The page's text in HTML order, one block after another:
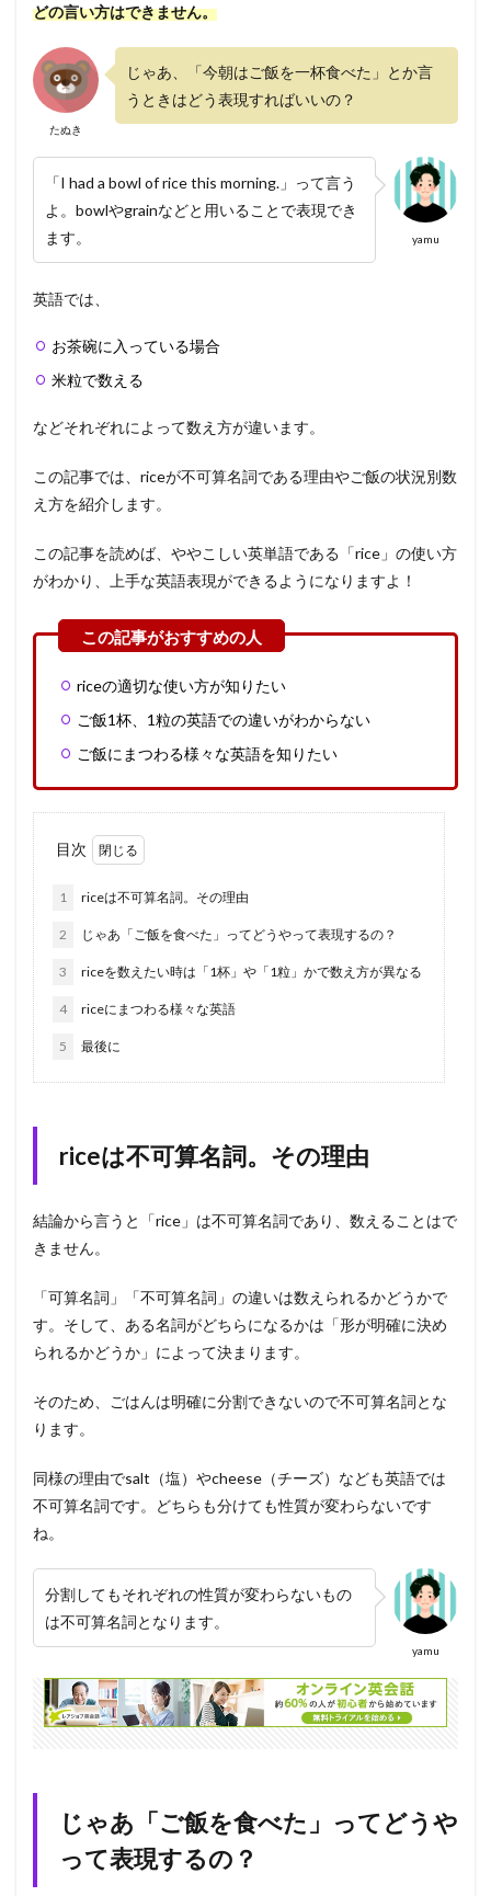
どの言い方はできません。
たぬき
じゃあ、「今朝はご飯を一杯食べた」とか言
うときはどう表現すればいいの？
yamu
「I had a bowl of rice this morning.」って言う
よ。bowlやgrainなどと用いることで表現でき
ます。
英語では、
お茶碗に入っている場合
米粒で数える
などそれぞれによって数え方が違います。
この記事では、riceが不可算名詞である理由やご飯の状況別数
え方を紹介します。
この記事を読めば、ややこしい英単語である「rice」の使い方
がわかり、上手な英語表現ができるようになりますよ！
riceの適切な使い方が知りたい
ご飯1杯、1粒の英語での違いがわからない
ご飯にまつわる様々な英語を知りたい
目次
1 riceは不可算名詞。その理由
2 じゃあ「ご飯を食べた」ってどうやって表現するの？
3 riceを数えたい時は「1杯」や「1粒」かで数え方が異なる
4 riceにまつわる様々な英語
5 最後に
riceは不可算名詞。その理由
結論から言うと「rice」は不可算名詞であり、数えることはで
きません。
「可算名詞」「不可算名詞」の違いは数えられるかどうかで
す。そして、ある名詞がどちらになるかは「形が明確に決め
られるかどうか」によって決まります。
そのため、ごはんは明確に分割できないので不可算名詞とな
ります。
同様の理由でsalt（塩）やcheese（チーズ）なども英語では
不可算名詞です。どちらも分けても性質が変わらないです
ね。
yamu
分割してもそれぞれの性質が変わらないもの
は不可算名詞となります。
じゃあ「ご飯を食べた」ってどうや
って表現するの？